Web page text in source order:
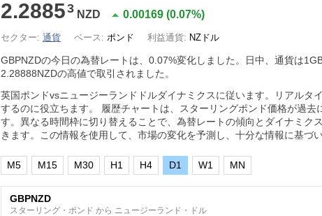
2.28853 NZD 0.00169 (0.07%)
セクター: 通貨 ベース: ポンド 利益通貨: NZドル
GBPNZDの今日の為替レートは、 0.07%変化しました。日中、通貨は
2.28888NZDの高値で取引されました。
英国ポンドvsニュージーランドドルダイナミクスに従います。リアルタ
するのに役立ちます。 履歴チャートは、スターリングポンド価格が過去
す。異なる時間枠に切り替えることで、為替レートの傾向とダイナミク
きます。この情報を使用して、市場の変化を予測し、十分な情報に基づ
M5 M15 M30 H1 H4 D1 W1 MN
GBPNZD
スターリング・ポンド から ニュージーランド・ドル